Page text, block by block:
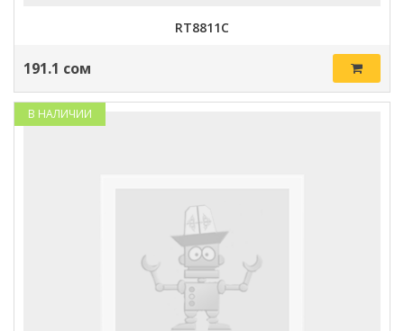
RT8811C
191.1 сом
В НАЛИЧИИ